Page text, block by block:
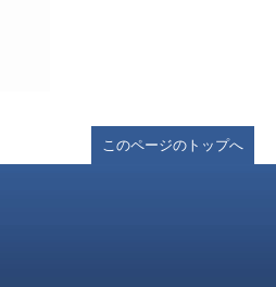
このページのトップへ